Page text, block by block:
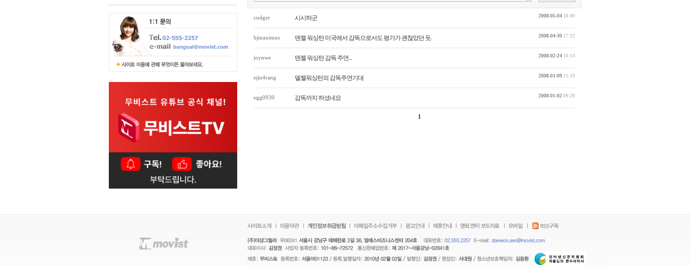
codger 시시하군 2008-05-04 18:40
bjmaximus 덴젤 워싱턴 미국에서 감독으로서도 평가가 괜찮았던 듯. 2008-04-30 17:12
joynwe 덴젤 워싱턴 감독 주연... 2008-02-24 10:14
ejin4rang 델젤워싱턴의 감독주연기대 2008-01-09 21:19
egg0930 감독까지 하셨네요 2008-01-02 09:20
1